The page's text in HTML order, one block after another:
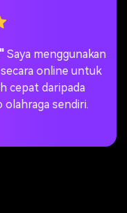
Klub lokal kami
AI sebelum
orang highlight
profesional.